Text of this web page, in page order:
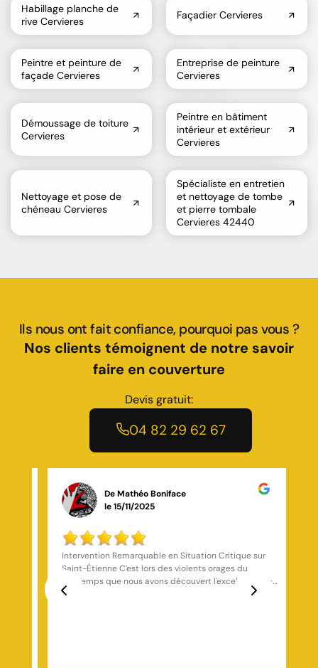
Habillage planche de
rive Cervieres
Façadier Cervieres
Peintre et peinture de
façade Cervieres
Entreprise de peinture
Cervieres
Démoussage de toiture
Cervieres
Peintre en bâtiment
intérieur et extérieur
Cervieres
Nettoyage et pose de
chéneau Cervieres
Spécialiste en entretien
et nettoyage de tombe
et pierre tombale
Cervieres 42440
Ils nous ont fait confiance, pourquoi pas vous ?
Nos clients témoignent de notre savoir
faire en couverture
Devis gratuit:
04 82 29 62 67
De cheenoa munoz
le 07/01/2025
J'ai fait appel à cet artisan et j'en suis très content
Travail sérieux Réponds actuel Réponds toujours au
téléphone très ponctuel Je conseille